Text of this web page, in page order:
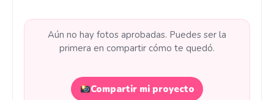
Aún no hay fotos aprobadas. Puedes ser la
primera en compartir cómo te quedó.
Compartir mi proyecto